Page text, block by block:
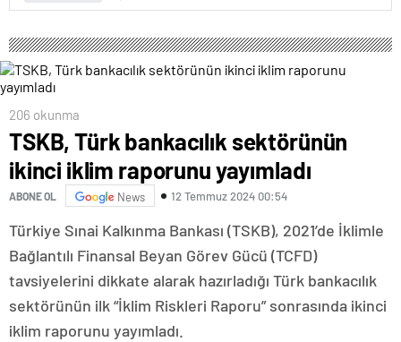
206 okunma
TSKB, Türk bankacılık sektörünün
ikinci iklim raporunu yayımladı
ABONE OL News 12 Temmuz 2024 00:54
Türkiye Sınai Kalkınma Bankası (TSKB), 2021’de İklimle
Bağlantılı Finansal Beyan Görev Gücü (TCFD)
tavsiyelerini dikkate alarak hazırladığı Türk bankacılık
sektörünün ilk “İklim Riskleri Raporu” sonrasında ikinci
iklim raporunu yayımladı.